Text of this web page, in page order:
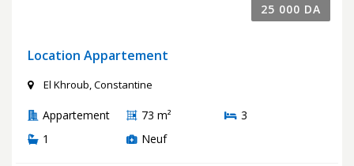
25 000 DA
Location Appartement
El Khroub, Constantine
Appartement 73 m²
3
1
Neuf